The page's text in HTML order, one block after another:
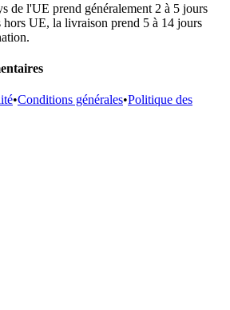
de l'UE prend généralement 2 à 5 jours
hors UE, la livraison prend 5 à 14 jours
•Conditions générales•Politique des